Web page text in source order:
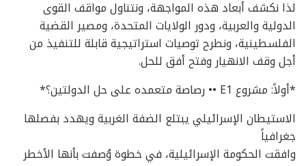
لذا نكشف أبعاد هذه المواجهة، ونتناول مواقف القوى
الدولية والعربية، ودور الولايات المتحدة، ومصير القضية
الفلسطينية، ونطرح توصيات استراتيجية قابلة للتنفيذ من
أجل وقف الانهيار وفتح أفق للحل.
*أولاً: مشروع E1 •• رصاصة متعمده على حل الدولتين؟*
الاستيطان الإسرائيلي يبتلع الضفة الغربية ويهدد بفصلها
جغرافياً
وافقت الحكومة الإسرائيلية، في خطوة وُصفت بأنها الأخطر